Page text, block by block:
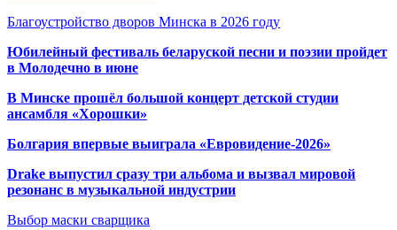
Благоустройство дворов Минска в 2026 году
Юбилейный фестиваль беларуской песни и поэзии пройдет
в Молодечно в июне
В Минске прошёл большой концерт детской студии
ансамбля «Хорошки»
Болгария впервые выиграла «Евровидение-2026»
Drake выпустил сразу три альбома и вызвал мировой
резонанс в музыкальной индустрии
Выбор маски сварщика